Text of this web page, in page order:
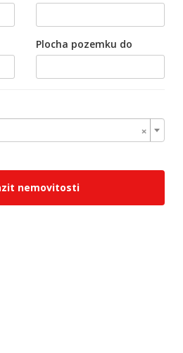
Plocha pozemku do
×
nemovitosti